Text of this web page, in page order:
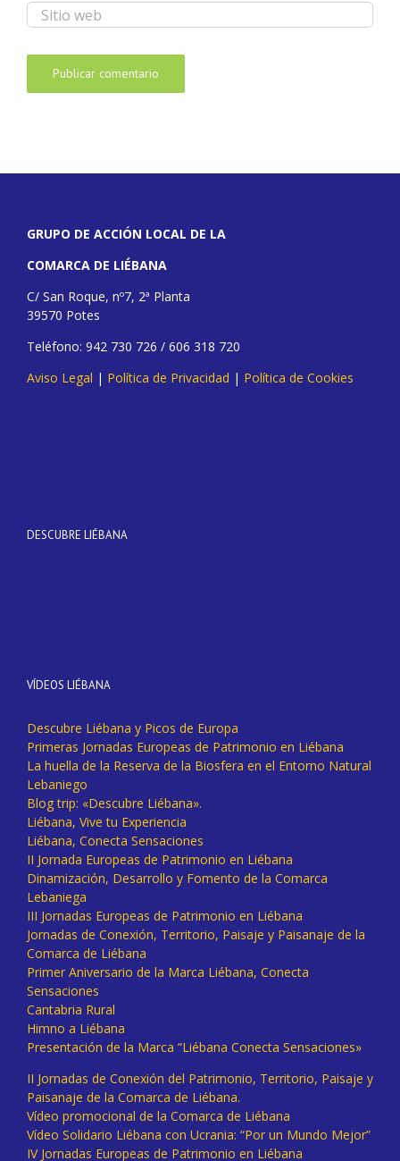
GRUPO DE ACCIÓN LOCAL DE LA
COMARCA DE LIÉBANA
C/ San Roque, nº7, 2ª Planta
39570 Potes
Teléfono: 942 730 726 / 606 318 720
Aviso Legal | Política de Privacidad | Política de Cookies
DESCUBRE LIÉBANA
VÍDEOS LIÉBANA
Descubre Liébana y Picos de Europa
Primeras Jornadas Europeas de Patrimonio en Liébana
La huella de la Reserva de la Biosfera en el Entorno Natural
Lebaniego
Blog trip: «Descubre Liébana».
Liébana, Vive tu Experiencia
Liébana, Conecta Sensaciones
II Jornada Europeas de Patrimonio en Liébana
Dinamización, Desarrollo y Fomento de la Comarca
Lebaniega
III Jornadas Europeas de Patrimonio en Liébana
Jornadas de Conexión, Territorio, Paisaje y Paisanaje de la
Comarca de Liébana
Primer Aniversario de la Marca Liébana, Conecta
Sensaciones
Cantabria Rural
Himno a Liébana
Presentación de la Marca “Liébana Conecta Sensaciones»
II Jornadas de Conexión del Patrimonio, Territorio, Paisaje y
Paisanaje de la Comarca de Liébana.
Vídeo promocional de la Comarca de Liébana
Vídeo Solidario Liébana con Ucrania: “Por un Mundo Mejor”
IV Jornadas Europeas de Patrimonio en Liébana